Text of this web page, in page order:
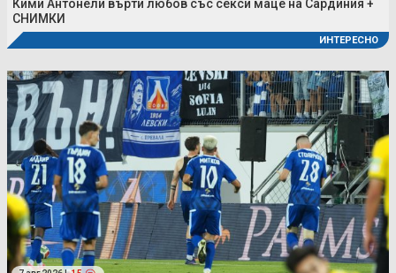
Кими Антонели върти любов със секси маце на Сардиния +
СНИМКИ
ИНТЕРЕСНО